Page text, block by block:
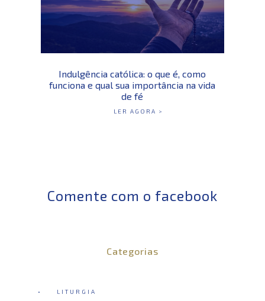
Indulgência católica: o que é, como
funciona e qual sua importância na vida
de fé
LER AGORA >
Comente com o facebook
Categorias
• LITURGIA